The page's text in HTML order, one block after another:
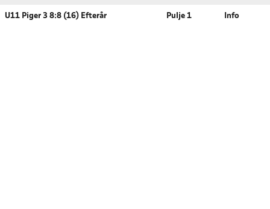
U11 Piger 3 8:8 (16) Efterår Pulje 1 Info